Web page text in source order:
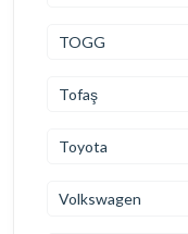
TOGG
Tofaş
Toyota
Volkswagen